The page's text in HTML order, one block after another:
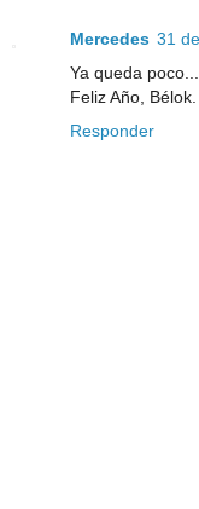
Mercedes 31
Ya queda
Feliz Año, Bélok.
Responder